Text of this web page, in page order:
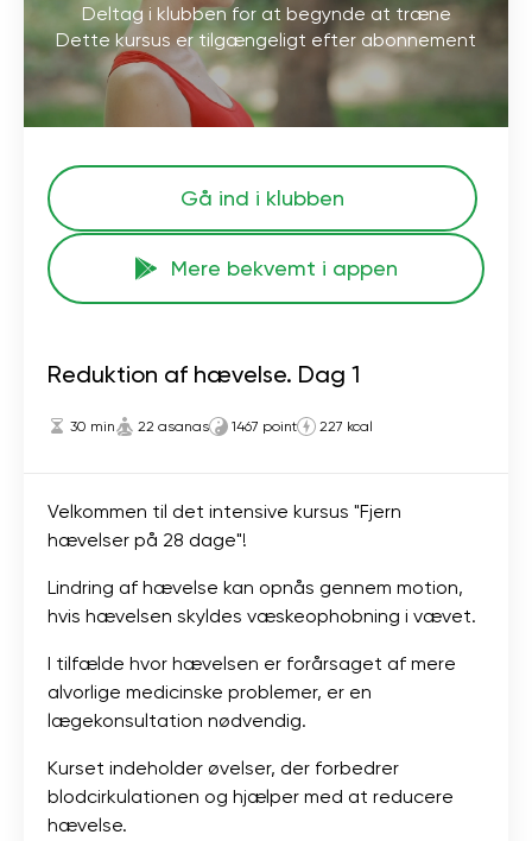
Deltag i klubben for at begynde at træne
Dette kursus er tilgængeligt efter abonnement
Gå ind i klubben
Mere bekvemt i appen
Reduktion af hævelse. Dag 1
30 min 22 asanas 1467 point 227 kcal
Velkommen til det intensive kursus "Fjern
hævelser på 28 dage"!
Lindring af hævelse kan opnås gennem motion,
hvis hævelsen skyldes væskeophobning i vævet.
I tilfælde hvor hævelsen er forårsaget af mere
alvorlige medicinske problemer, er en
lægekonsultation nødvendig.
Kurset indeholder øvelser, der forbedrer
blodcirkulationen og hjælper med at reducere
hævelse.